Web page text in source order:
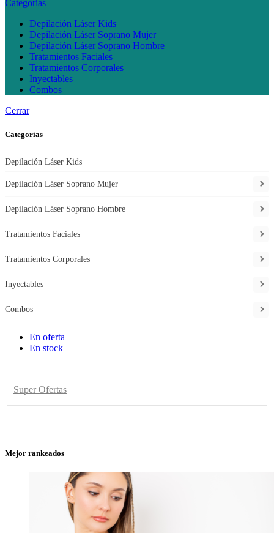
Categorías
Depilación Láser Kids
Depilación Láser Soprano Mujer
Depilación Láser Soprano Hombre
Tratamientos Faciales
Tratamientos Corporales
Inyectables
Combos
Cerrar
Categorías
Depilación Láser Kids
Depilación Láser Soprano Mujer
Depilación Láser Soprano Hombre
Tratamientos Faciales
Tratamientos Corporales
Inyectables
Combos
En oferta
En stock
Super Ofertas
Mejor rankeados